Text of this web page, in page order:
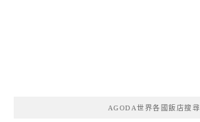
AGODA世界各國飯店搜尋